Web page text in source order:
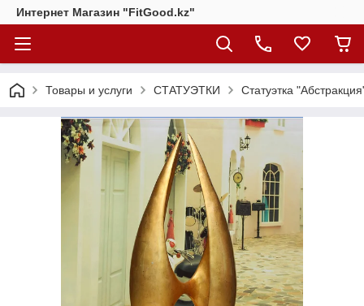
Интернет Магазин "FitGood.kz"
Товары и услуги СТАТУЭТКИ Статуэтка